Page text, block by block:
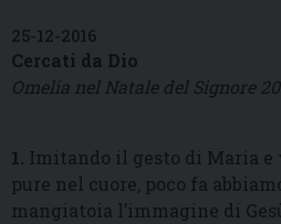
25-12-2016
Cercati da Dio
Omelia nel Natale del Signore
1. Imitando il gesto di Maria
pure nel cuore, poco fa
mangiatoia l’immagine di